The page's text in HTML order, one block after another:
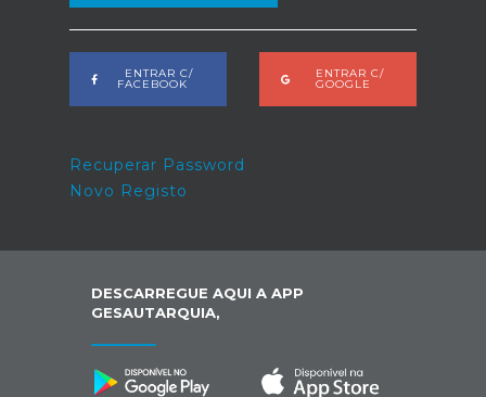
ENTRAR C/
FACEBOOK
ENTRAR C/
GOOGLE
Recuperar Password
Novo Registo
DESCARREGUE AQUI A APP
GESAUTARQUIA,